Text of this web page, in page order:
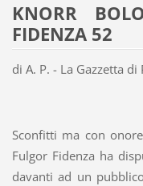
KNORR
FIDENZA 52
di A. P. - La Gazzetta
Sconfitti ma con
Fulgor Fidenza ha
davanti ad un